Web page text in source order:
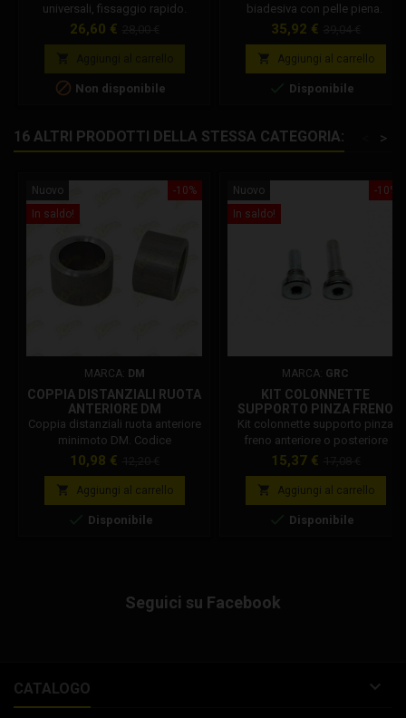
universali, fissaggio rapido.
Prezzo
26,60 €
 Non disponibile
biadesiva con pelle piena.
Disponibile in 4 colori.
Prezzo
35,92 €
base
 Aggiungi al carrello
 Disponibile
16 ALTRI PRODOTTI DELLA STESSA CATEGORIA: >
-10%
Nuovo
In saldo!
MARCA: DM
COPPIA DISTANZIALI RUOTA
ANTERIORE DM
Coppia distanziali ruota anteriore
minimoto DM. Codice
Dm: 001002R014A0
Prezzo
10,98 €
base
 Aggiungi al carrello
 Disponibile
-10%
Nuovo
In saldo!
MARCA: GRC
KIT COLONNETTE
SUPPORTO PINZA FRENO
ANTERIORE O POSTERIORE
Kit colonnette supporto pinza
freno anteriore o posteriore
Prezzo
15,37 €
base
 Aggiungi al carrello
 Disponibile
Seguici su Facebook
CATALOGO 